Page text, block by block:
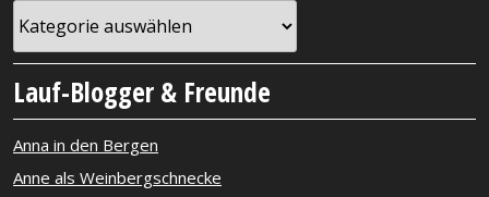
Lauf-Blogger & Freunde
Anna in den Bergen
Anne als Weinbergschnecke